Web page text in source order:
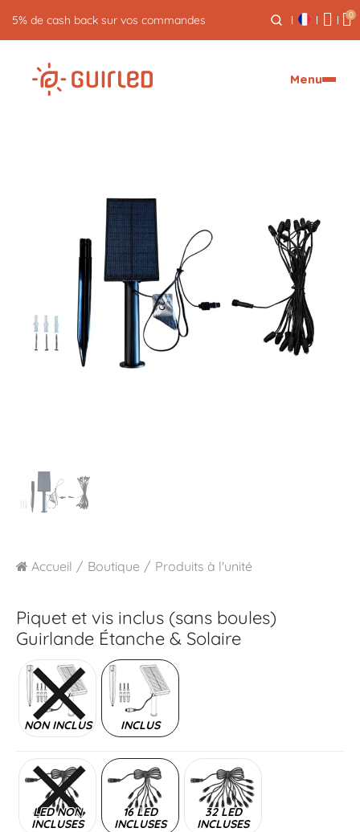
5% de cash back sur vos commandes 0
Menu
Accueil Boutique Produits à l'unité
Piquet et vis inclus (sans boules)
Guirlande Étanche & Solaire
NON INCLUS INCLUS
LED NON
INCLUSES
16 LED
INCLUSES
32 LED
INCLUSES